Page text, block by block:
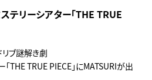
テリーシアター「THE TRUE
ブ謎解き劇
THE TRUE PIECE」にMATSURIが出